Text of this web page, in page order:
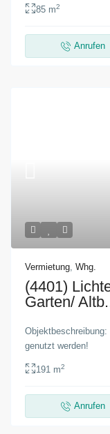
85 m2
Anrufen
Vermietung,Whg.
(4401)
Garten/
genutzt werden!
191 m2
Anrufen